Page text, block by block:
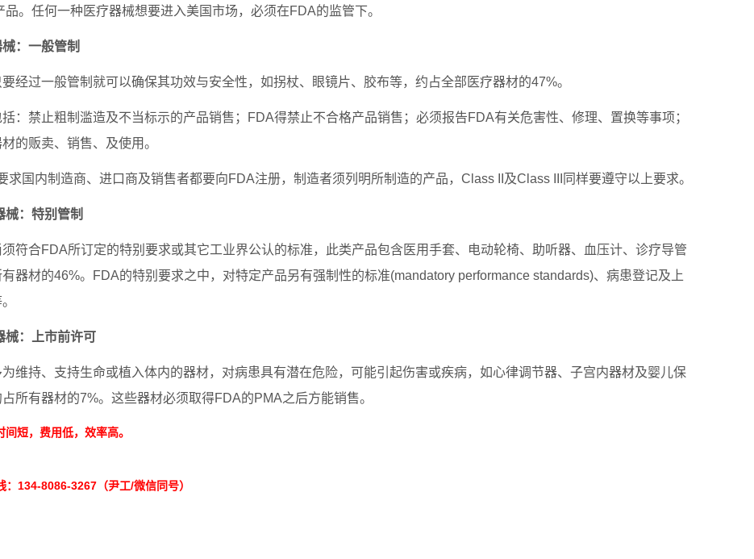
品。任何一种医疗器械想要进入美国市场，必须在FDA的监管下。
：一般管制
经过一般管制就可以确保其功效与安全性，如拐杖、眼镜片、胶布等，约占全部医疗器材的47%。
：禁止粗制滥造及不当标示的产品销售；FDA得禁止不合格产品销售；必须报告FDA有关危害性、修理、置换等事项；
的贩卖、销售、及使用。
求国内制造商、进口商及销售者都要向FDA注册，制造者须列明所制造的产品，Class II及Class III同样要遵守以上要求。
械：特别管制
符合FDA所订定的特别要求或其它工业界公认的标准，此类产品包含医用手套、电动轮椅、助听器、血压计、诊疗导管
器材的46%。FDA的特别要求之中，对特定产品另有强制性的标准(mandatory performance standards)、病患登记及上
械：上市前许可
维持、支持生命或植入体内的器材，对病患具有潜在危险，可能引起伤害或疾病，如心律调节器、子宫内器材及婴儿保
所有器材的7%。这些器材必须取得FDA的PMA之后方能销售。
短，费用低，效率高。
：134-8086-3267（尹工/微信同号）